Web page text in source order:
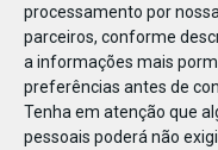
processamento por
parceiros, conforme
a informações mais
preferências antes de
Tenha em atenção que
pessoais poderá não